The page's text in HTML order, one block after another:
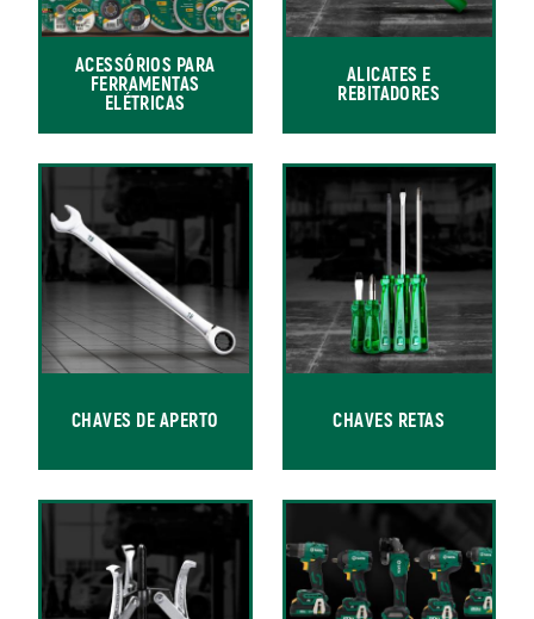
ACESSÓRIOS PARA
FERRAMENTAS
ELÉTRICAS
ALICATES E
REBITADORES
CHAVES DE APERTO CHAVES RETAS